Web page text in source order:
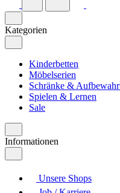
Kategorien
Kinderbetten
Möbelserien
Schränke &
Spielen & Lernen
Sale
Informationen
Unsere Shops